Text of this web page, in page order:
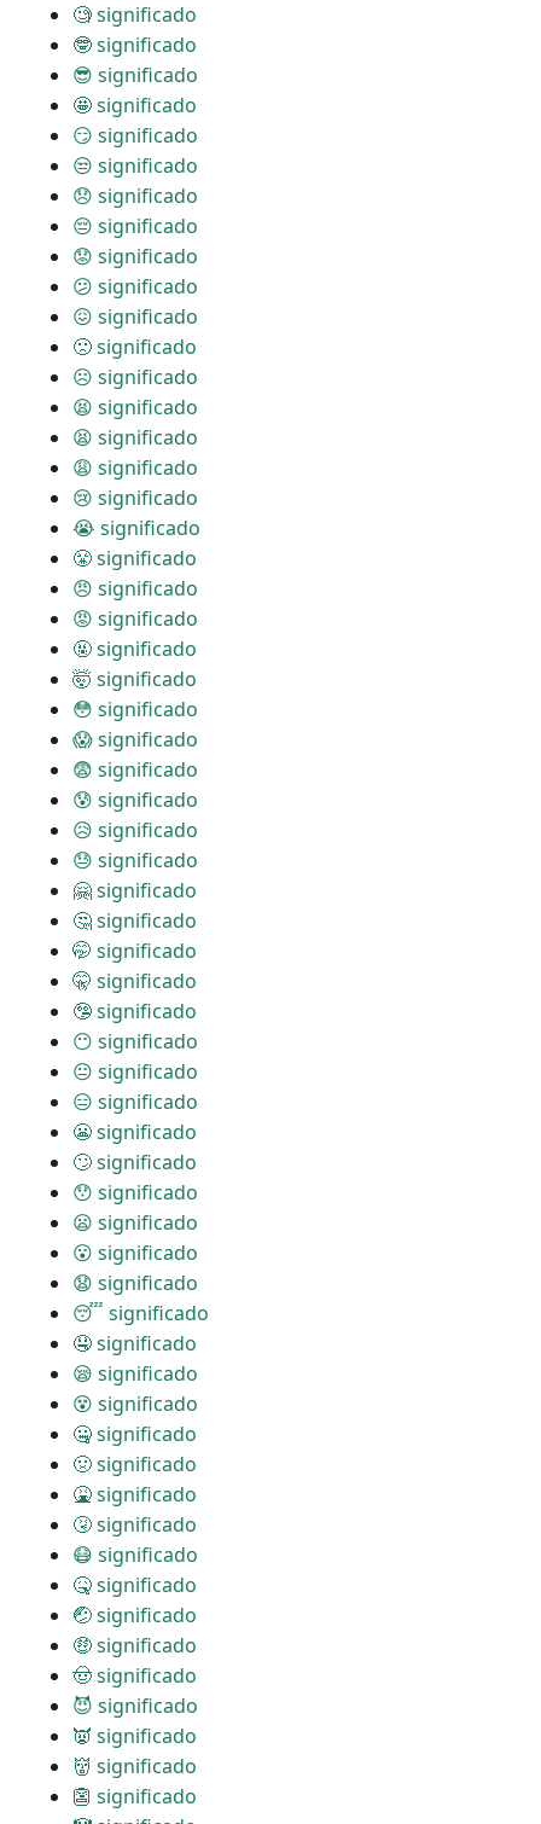
🧐 significado
🤓 significado
😎 significado
🤩 significado
😏 significado
😒 significado
😞 significado
😔 significado
😟 significado
😕 significado
😖 significado
🙁 significado
☹ significado
😫 significado
😫 significado
😩 significado
😢 significado
😭 significado
😤 significado
😠 significado
😡 significado
🤬 significado
🤯 significado
😳 significado
😱 significado
😨 significado
😰 significado
😥 significado
😓 significado
🤗 significado
🤔 significado
🤭 significado
🤫 significado
🤥 significado
😶 significado
😐 significado
😑 significado
😬 significado
🙄 significado
😯 significado
😦 significado
😮 significado
😧 significado
😴 significado
🤤 significado
😪 significado
😵 significado
🤐 significado
🤢 significado
🤮 significado
🤧 significado
😷 significado
🤒 significado
🤕 significado
🤑 significado
🤠 significado
😈 significado
👿 significado
👹 significado
👺 significado